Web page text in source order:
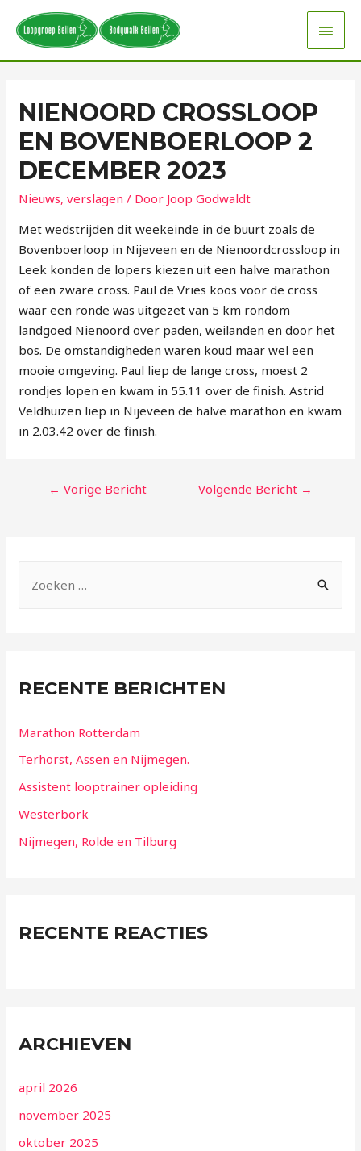
NIENOORD CROSSLOOP
EN BOVENBOERLOOP 2
DECEMBER 2023
Nieuws,verslagen / Door Joop Godwaldt
Met wedstrijden dit weekeinde in de buurt zoals de
Bovenboerloop in Nijeveen en de Nienoordcrossloop in
Leek konden de lopers kiezen uit een halve marathon
of een zware cross. Paul de Vries koos voor de cross
waar een ronde was uitgezet van 5 km rondom
landgoed Nienoord over paden, weilanden en door het
bos. De omstandigheden waren koud maar wel een
mooie omgeving. Paul liep de lange cross, moest 2
rondjes lopen en kwam in 55.11 over de finish. Astrid
Veldhuizen liep in Nijeveen de halve marathon en kwam
in 2.03.42 over de finish.
← Vorige Bericht Volgende Bericht →
RECENTE BERICHTEN
Marathon Rotterdam
Terhorst, Assen en Nijmegen.
Assistent looptrainer opleiding
Westerbork
Nijmegen, Rolde en Tilburg
RECENTE REACTIES
ARCHIEVEN
april 2026
november 2025
oktober 2025